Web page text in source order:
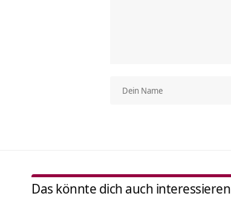
Das könnte dich auch interessieren